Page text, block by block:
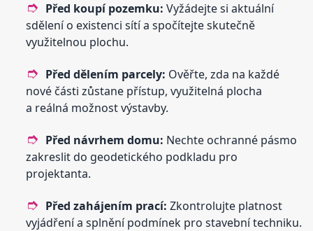
Před koupí pozemku: Vyžádejte si aktuální
sdělení o existenci sítí a spočítejte skutečně
využitelnou plochu.
Před dělením parcely: Ověřte, zda na každé
nové části zůstane přístup, využitelná plocha
a reálná možnost výstavby.
Před návrhem domu: Nechte ochranné pásmo
zakreslit do geodetického podkladu pro
projektanta.
Před zahájením prací: Zkontrolujte platnost
vyjádření a splnění podmínek pro stavební techniku.